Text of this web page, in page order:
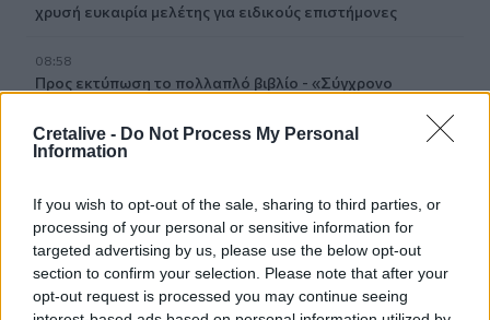
Cretalive - Do Not Process My Personal
Information
If you wish to opt-out of the sale, sharing to third parties, or
processing of your personal or sensitive information for
targeted advertising by us, please use the below opt-out
section to confirm your selection. Please note that after your
opt-out request is processed you may continue seeing
χρυσή ευκαιρία μελέτης για ειδικούς επιστήμονες
08:58
Προς εκτύπωση το πολλαπλό βιβλίο - «Σύγχρονο
ηλεκτρονική μορφή»
Χανιά: Συνελήφθη 24χρονος μετά από καταγγελία ότι
κλείδωσε την 17χρονη πρώην του ε σπίτι
08:42
Κ.Καρτάλης: Η Ευρώπη θερμαίνεται ταχύτερα από άλλες
ηπείρους